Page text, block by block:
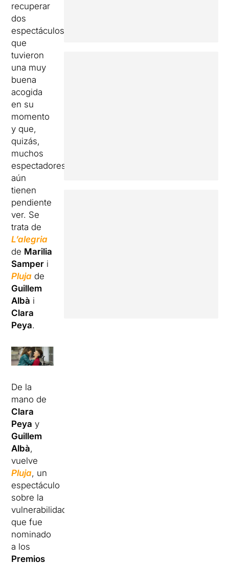
recuperar
dos
espectáculos
que
tuvieron
una muy
buena
acogida
en su
momento
y que,
quizás,
muchos
espectadores
aún
tienen
pendiente
ver. Se
trata de
L’alegria
de Marilia
Samper i
Pluja de
Guillem
Albà i
Clara
Peya.
De la
mano de
Clara
Peya y
Guillem
Albà,
vuelve
Pluja, un
espectáculo
sobre la
vulnerabilidad
que fue
nominado
a los
Premios